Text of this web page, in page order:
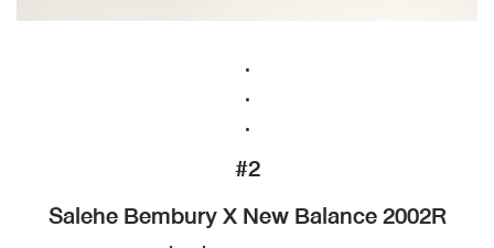
.
.
.
#2
Salehe Bembury X New Balance 2002R